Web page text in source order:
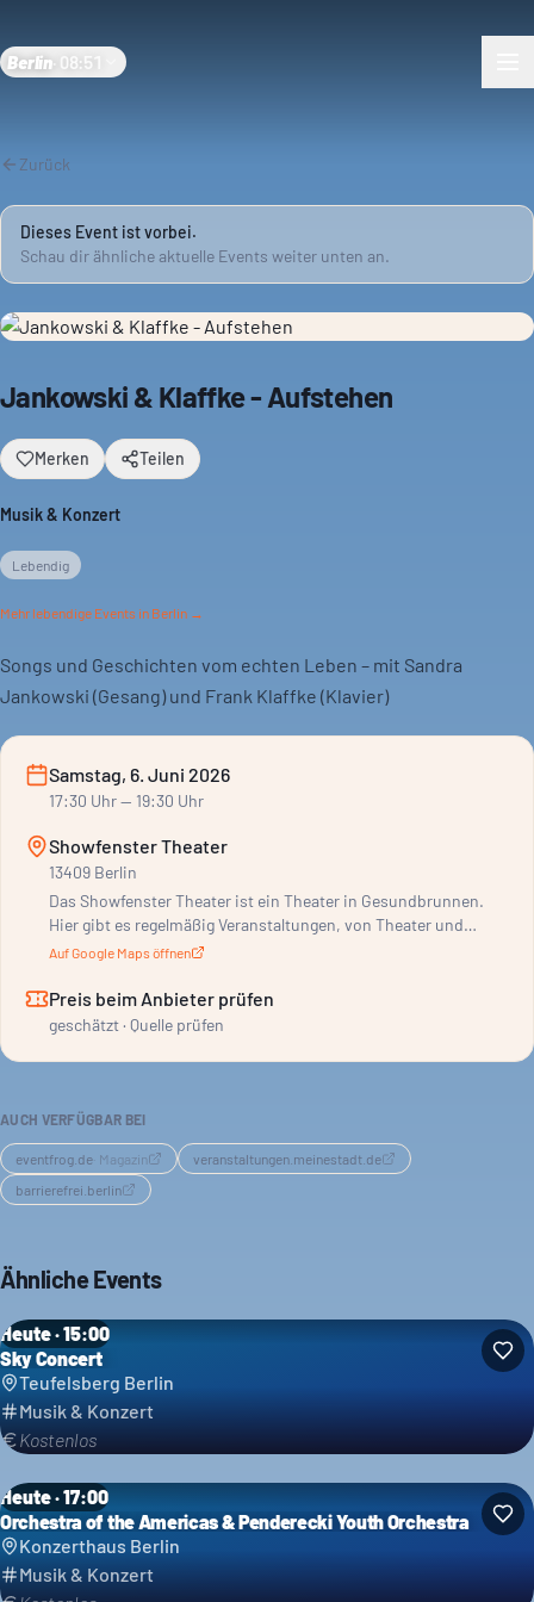
Berlin 08:51
Zurück
Dieses Event ist vorbei.
Schau dir ähnliche aktuelle Events weiter unten an.
Jankowski & Klaffke - Aufstehen
Merken Teilen
Musik & Konzert
Lebendig
Mehr lebendige Events in Berlin →
Songs und Geschichten vom echten Leben – mit Sandra
Jankowski (Gesang) und Frank Klaffke (Klavier)
Samstag, 6. Juni 2026
17:30 Uhr— 19:30 Uhr
Showfenster Theater
13409 Berlin
Das Showfenster Theater ist ein Theater in Gesundbrunnen.
Hier gibt es regelmäßig Veranstaltungen, von Theater und
Comedy bis zu Musik und Lesungen. Auch Community-Events
läuft vor allem am Wochenende, Donnerstag bis
Samstagabend. Aber auch nachmittags finden Events statt. Es
und die freundlichen Betreiber bekannt ist. Du kannst hier
Auf Google Maps öffnen
Preis beim Anbieter prüfen
geschätzt · Quelle prüfen
AUCH VERFÜGBAR BEI
eventfrog.de Magazin
veranstaltungen.meinestadt.de
barrierefrei.berlin
Ähnliche Events
Heute · 15:00
Sky Concert
Teufelsberg Berlin
Musik & Konzert
Kostenlos
Heute · 17:00
Orchestra of the Americas & Penderecki Youth Orchestra
Konzerthaus Berlin
Musik & Konzert